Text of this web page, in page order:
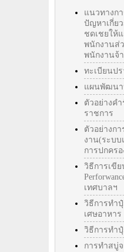
แนวทางก
ปัญหาเกี่ย
ชดเชยให้
พนักงานส่
พนักงานจ้า
ทะเบียนป
แผนพัฒน
ตัวอย่างค
ราชการ
ตัวอย่างก
งาน(ระบบ
การปกคร
วิธีการเขีย
เทศบาลฯ
วิธีการทำ
เศษอาหาร
วิธีการทำ
การทำสบู่